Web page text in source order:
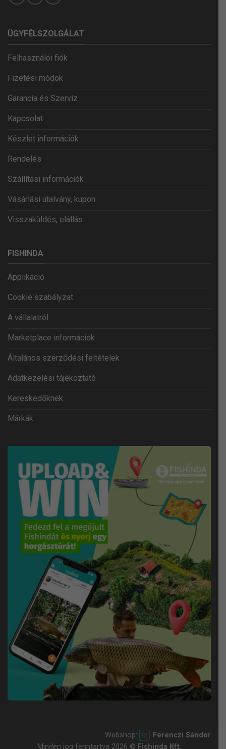
ÜGYFÉLSZOLGÁLAT
Felhasználói fiók
Fizetési módok
Garancia és Szerviz
Kapcsolat
Készlet információk
Rendelés
Szállítási információk
Vásárlási utalvány, kupon
Visszaküldés, elállás
FISHINDA
Applikáció
Cookie szabályzat
A vállalatról
Marketplace információk
Általános szerződési feltételek
Adatkezelési tájékoztató
Kereskedőknek
Márkák
Webshop:
Ferenczi Sándor
Minden jog fenntartva 2026 © Fishinda Kft.